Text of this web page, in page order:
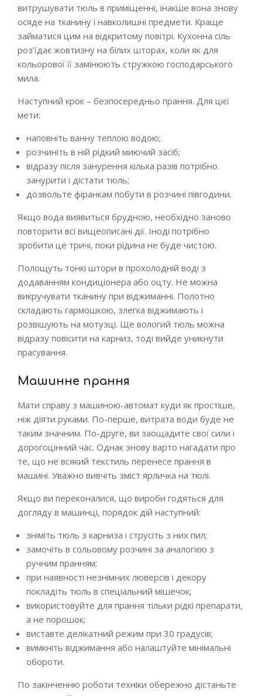
витрушувати тюль в приміщенні, інакше вона знову
осяде на тканину і навколишні предмети. Краще
займатися цим на відкритому повітрі. Кухонна сіль
роз’їдає жовтизну на білих шторах, коли як для
кольорової її замінюють стружкою господарського
мила.
Наступний крок – безпосередньо прання. Для цієї
мети:
наповніть ванну теплою водою;
розчиніть в ній рідкий миючий засіб;
відразу після занурення кілька разів потрібно
занурити і дістати тюль;
дозвольте фіранкам побути в розчині півгодини.
Якщо вода виявиться брудною, необхідно заново
повторити всі вищеописані дії. Іноді потрібно
зробити це тричі, поки рідина не буде чистою.
Полощуть тонкі штори в прохолодній воді з
додаванням кондиціонера або оцту. Не можна
викручувати тканину при віджиманні. Полотно
складають гармошкою, злегка віджимають і
розвішують на мотузці. Ще вологий тюль можна
відразу повісити на карниз, тоді вийде уникнути
прасування.
Машинне прання
Мати справу з машиною-автомат куди як простіше,
ніж діяти руками. По-перше, витрата води буде не
таким значним. По-друге, ви заощадите свої сили і
дорогоцінний час. Однак знову варто нагадати про
те, що не всякий текстиль перенесе прання в
машині. Уважно вивчіть зміст ярличка на тюлі.
Якщо ви переконалися, що вироби годяться для
догляду в машинці, порядок дій наступний:
зніміть тюль з карниза і струсіть з них пил;
замочіть в сольовому розчині за аналогією з
ручним пранням;
при наявності незнімних люверсів і декору
покладіть тюль в спеціальний мішечок;
використовуйте для прання тільки рідкі препарати,
а не порошок;
виставте делікатний режим при 30 градусів;
вимкніть віджимання або налаштуйте мінімальні
обороти.
По закінченню роботи техніки обережно дістаньте